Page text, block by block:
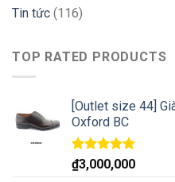
Tin tức (116)
TOP RATED PRODUCTS
[Outlet size 44]
Oxford BC
Rated5.00
out of 5
₫3,000,000